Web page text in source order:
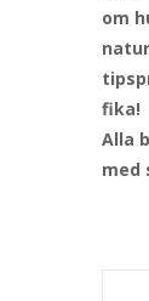
om
fika!
Alla
med